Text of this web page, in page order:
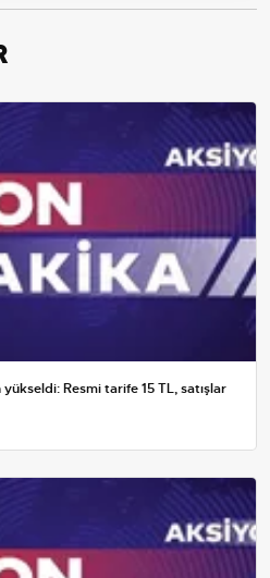
Resmi tarife 15 TL, satışlar